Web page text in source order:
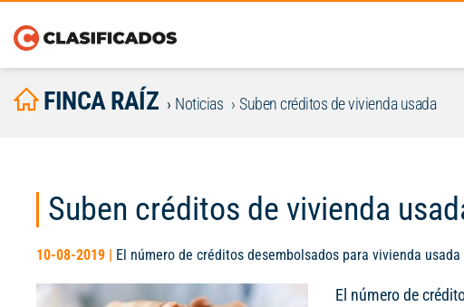
FINCA RAÍZ Noticias Suben créditos de vivienda usada
Suben créditos de vivienda
10-08-2019 | El número de créditos desembolsados para vivienda
El número de